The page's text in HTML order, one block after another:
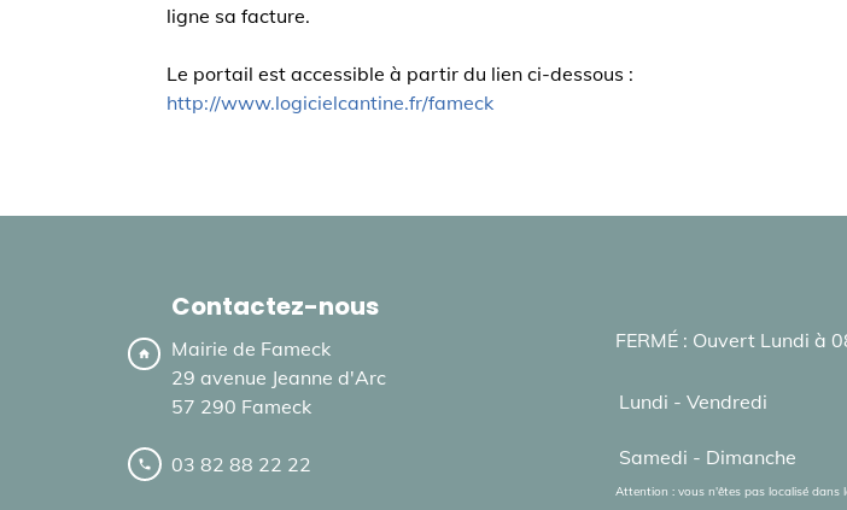
FERMÉ : Ouvert Lundi à
Lundi - Vendredi
Samedi - Dimanche
Attention : vous n'êtes pas localisé dans
home
Contactez-nous
Mairie de Fameck
29 avenue Jeanne d'Arc
57 290 Fameck
03 82 88 22 22
local_phone
ligne sa facture.
Le portail est accessible à partir du lien ci-dessous :
http://www.logicielcantine.fr/fameck